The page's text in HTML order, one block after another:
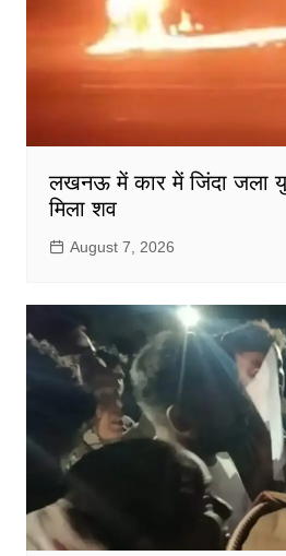
लखनऊ में कार में जिंदा जला
मिला शव
August 7, 2026